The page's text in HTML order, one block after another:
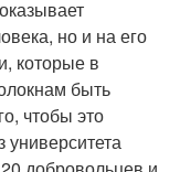
но и на его
которые в
быть
чтобы это
университета